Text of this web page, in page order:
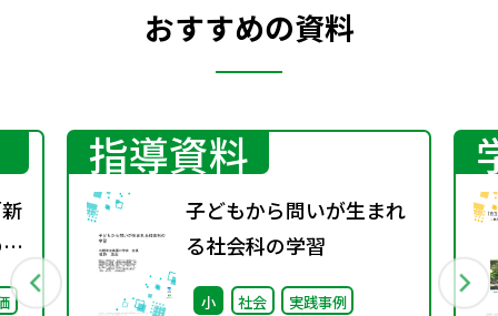
おすすめの資料
指導資料
子どもから問いが生まれ
る社会科の学習
小 社会 実践事例